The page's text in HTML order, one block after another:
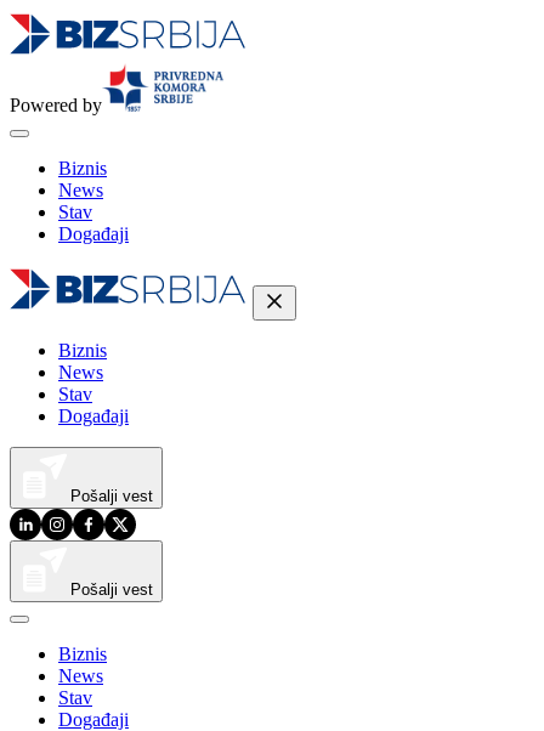
Powered by
Biznis
News
Stav
Događaji
Biznis
News
Stav
Događaji
Pošalji vest
Pošalji vest
Biznis
News
Stav
Događaji